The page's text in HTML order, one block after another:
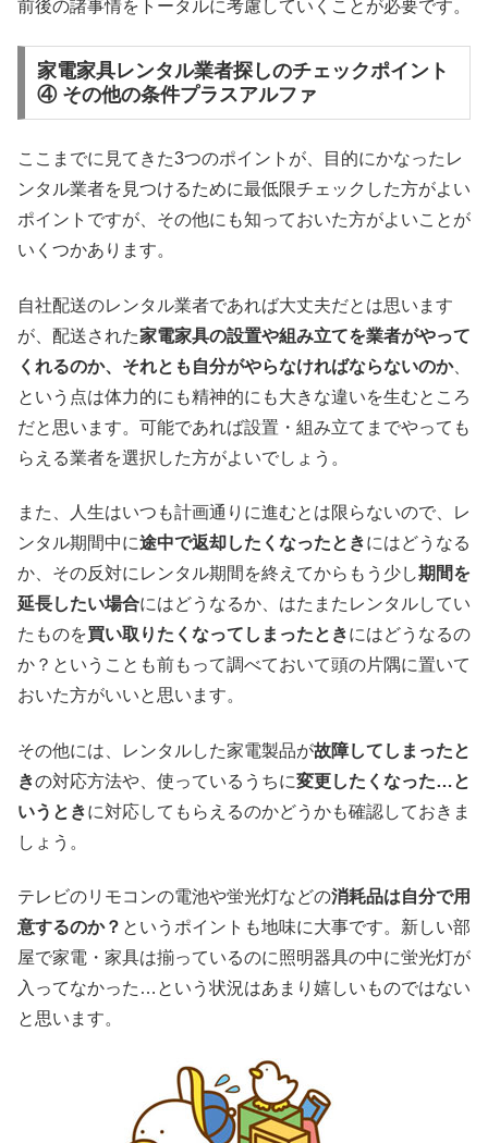
前後の諸事情をトータルに考慮していくことが必要です。
家電家具レンタル業者探しのチェックポイント
④ その他の条件プラスアルファ
ここまでに見てきた3つのポイントが、目的にかなったレ
ンタル業者を見つけるために最低限チェックした方がよい
ポイントですが、その他にも知っておいた方がよいことが
いくつかあります。
自社配送のレンタル業者であれば大丈夫だとは思います
が、配送された家電家具の設置や組み立てを業者がやって
くれるのか、それとも自分がやらなければならないのか、
という点は体力的にも精神的にも大きな違いを生むところ
だと思います。可能であれば設置・組み立てまでやっても
らえる業者を選択した方がよいでしょう。
また、人生はいつも計画通りに進むとは限らないので、レ
ンタル期間中に途中で返却したくなったときにはどうなる
か、その反対にレンタル期間を終えてからもう少し期間を
延長したい場合にはどうなるか、はたまたレンタルしてい
たものを買い取りたくなってしまったときにはどうなるの
か？ということも前もって調べておいて頭の片隅に置いて
おいた方がいいと思います。
その他には、レンタルした家電製品が故障してしまったと
きの対応方法や、使っているうちに変更したくなった…と
いうときに対応してもらえるのかどうかも確認しておきま
しょう。
テレビのリモコンの電池や蛍光灯などの消耗品は自分で用
意するのか？ というポイントも地味に大事です。新しい部
屋で家電・家具は揃っているのに照明器具の中に蛍光灯が
入ってなかった…という状況はあまり嬉しいものではない
と思います。